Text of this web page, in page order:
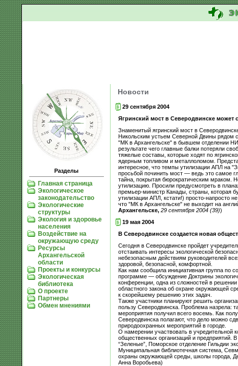
Разделы
Главная страница
Экологическое
законодательство
Экологические
структуры
Экология и здоровье
населения
Воздействие на
окружающую среду
Ресурсы
Архангельской
области
Проекты и конкурсы
Экологическая
библиотека
О проекте
Партнеры
Обмен мнениями
Новости
29 сентября 2004
Ягринский мост в Северодвинске может
Знаменитый ягринский мост в
Никольским устьем Северной Двины рядом
"МК в Архангельске" в бывшем отделении
результате чего главные балки потеряли
тяжелые составы, которые ходят по
ядерным топливом и металлоломом.
интересное, что темпы утилизации АПЛ на
просьбой починить мост — ведь это самое
тайна, покрытая бюрократическим мраком.
утилизацию. Просили предусмотреть в
премьер-министр Канады, страны, которая
утилизации АПЛ, кстати!) просто-напросто
что "МК в Архангельске" не выходит на
Архангельске, 29 сентября 2004 (39))
19 мая 2004
В Северодвинске создается новая
Сегодня в Северодвинске пройдет
отстаивать интересы экологической
небезопасным действиям руководителей
здоровой, безопасной, комфортной.
Как нам сообщила инициативная группа по
программе — обсуждение Доктрины
конференции, одна из сложностей в
областного закона об охране окружающей
к скорейшему решению этих задач.
Также участники планируют решить
пользу Северодвинска. Проблема назрела:
мероприятия получил всего восемь. Как
Северодвинска полагают, что дело можно
природоохранных мероприятий в городе.
О намерении участвовать в учредительной
общественных организаций и предприятий.
“Зеленые”, Поморское отделение Гильдии
Муниципальная библиотечная система,
охраны окружающей среды, школы города,
Анна Воробьева)